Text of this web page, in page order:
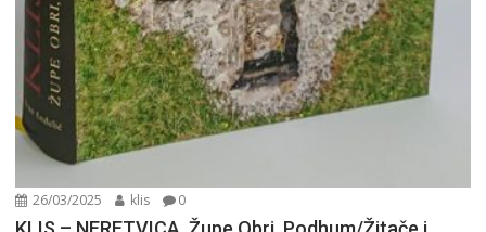
26/03/2025 klis 0